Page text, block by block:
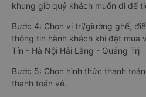
khung giờ quý khách muốn đi để
Bước 4: Chọn vị trí/giường ghế,
thông tin hành khách khi đặt mua
Tín - Hà Nội Hải Lăng - Quảng Trị
Bước 5: Chọn hình thức thanh
thanh toán vé.